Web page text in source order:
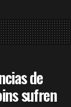
de
sufren